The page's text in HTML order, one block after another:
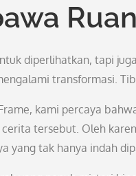
diperlihatkan, tapi
transformasi.
kami percaya
cerita tersebut. Oleh
yang tak hanya indah